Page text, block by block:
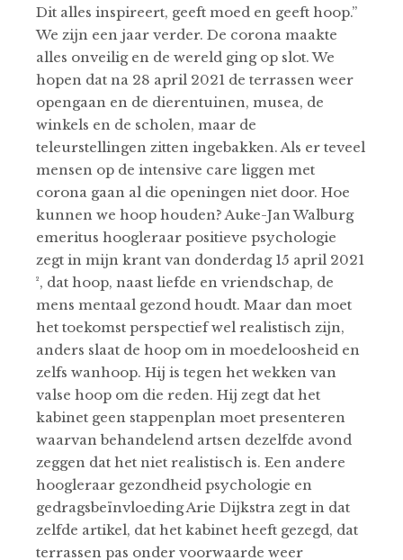
Dit alles inspireert, geeft moed en geeft hoop.”
We zijn een jaar verder. De corona maakte
alles onveilig en de wereld ging op slot. We
hopen dat na 28 april 2021 de terrassen weer
opengaan en de dierentuinen, musea, de
winkels en de scholen, maar de
teleurstellingen zitten ingebakken. Als er teveel
mensen op de intensive care liggen met
corona gaan al die openingen niet door. Hoe
kunnen we hoop houden? Auke-Jan Walburg
emeritus hoogleraar positieve psychologie
zegt in mijn krant van donderdag 15 april 2021
², dat hoop, naast liefde en vriendschap, de
mens mentaal gezond houdt. Maar dan moet
het toekomst perspectief wel realistisch zijn,
anders slaat de hoop om in moedeloosheid en
zelfs wanhoop. Hij is tegen het wekken van
valse hoop om die reden. Hij zegt dat het
kabinet geen stappenplan moet presenteren
waarvan behandelend artsen dezelfde avond
zeggen dat het niet realistisch is. Een andere
hoogleraar gezondheid psychologie en
gedragsbeïnvloeding Arie Dijkstra zegt in dat
zelfde artikel, dat het kabinet heeft gezegd, dat
terrassen pas onder voorwaarde weer